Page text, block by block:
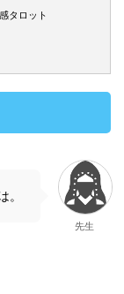
タロット
。
先生